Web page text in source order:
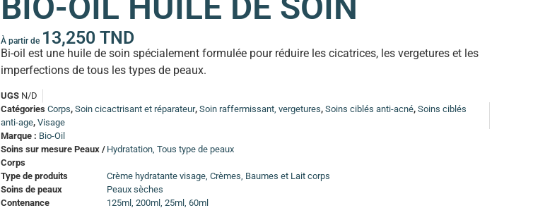
À partir de 13,250TND
Bi-oil est une huile de soin spécialement formulée pour réduire les cicatrices, les vergetures et les
imperfections de tous les types de peaux.
UGS N/D
Catégories Corps,Soin cicactrisant et réparateur,Soin raffermissant, vergetures,Soins ciblés anti-acné,Soins ciblés
anti-age,Visage
Marque : Bio-Oil
Soins sur mesure Peaux /
Corps
Hydratation, Tous type de peaux
Type de produits
Crème hydratante visage, Crèmes, Baumes et Lait corps
Soins de peaux
Peaux sèches
Contenance
125ml, 200ml, 25ml, 60ml